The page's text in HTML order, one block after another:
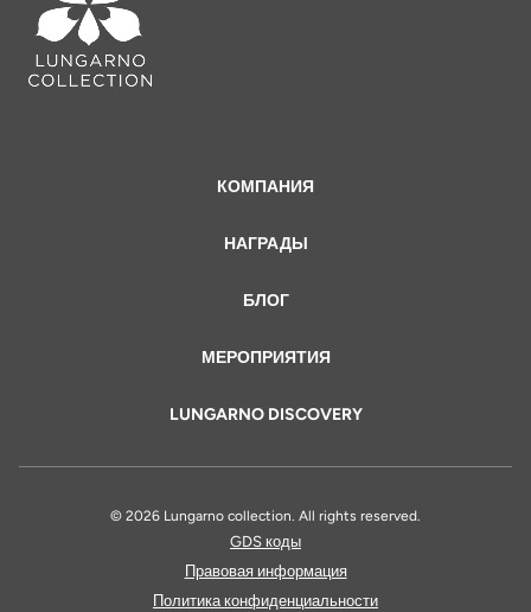
КОМПАНИЯ
НАГРАДЫ
БЛОГ
МЕРОПРИЯТИЯ
LUNGARNO DISCOVERY
© 2026 Lungarno collection. All rights reserved.
GDS коды
Правовая информация
Политика конфиденциальности